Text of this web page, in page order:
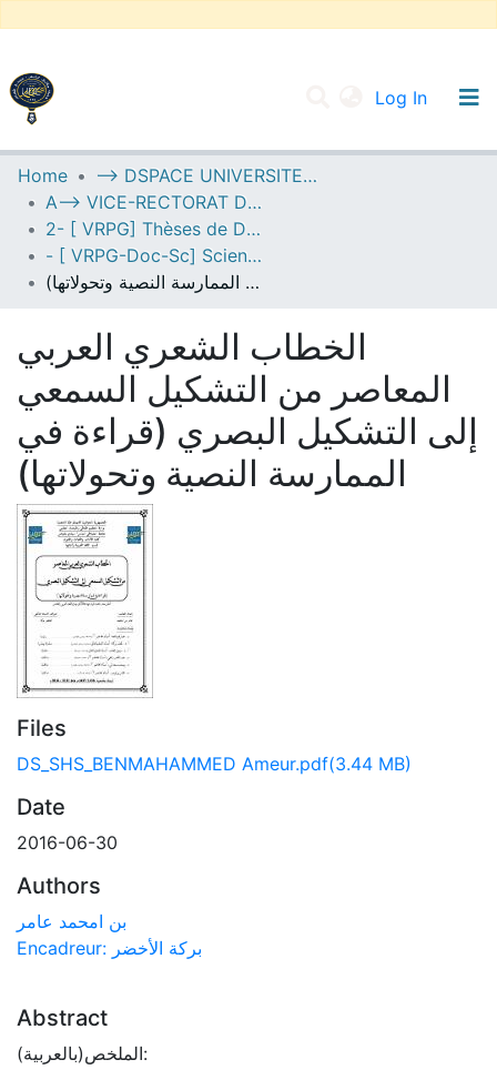
Log In
UNIVERSITY OF D.L SIDI BEL ABBES
Communities & Collections
All of DSpace
Statistics
Home
--> DSPACE UNIVERSITE DJILALLI LIABES DE SIDI BEL ABBES
A--> VICE-RECTORAT DE LA POST-GRADUATION
2- [ VRPG] Thèses de Doctorat en Sciences
- [ VRPG-Doc-Sc] Sciences humaines et sociales --- علوم إنسانية واجتماعية
الخطاب الشعري العربي المعاصر من التشكيل السمعي إلى التشكيل البصري (قراءة في الممارسة النصية وتحولاتها)
الخطاب الشعري العربي
المعاصر من التشكيل السمعي
إلى التشكيل البصري (قراءة في
الممارسة النصية وتحولاتها)
Files
DS_SHS_BENMAHAMMED Ameur.pdf(3.44 MB)
Date
2016-06-30
Authors
بن امحمد عامر
Encadreur: بركة الأخضر
Abstract
الملخص(بالعربية):